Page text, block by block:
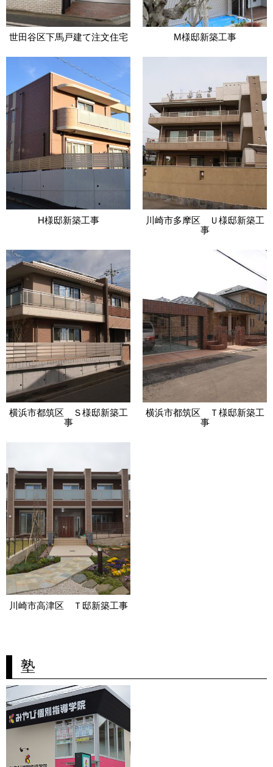
世田谷区下馬戸建て注文住宅 M様邸新築工事
H様邸新築工事
川崎市多摩区 Ｕ様邸新築工
事
横浜市都筑区 Ｓ様邸新築工
事
横浜市都筑区 Ｔ様邸新築工
事
川崎市高津区 Ｔ邸新築工事
塾